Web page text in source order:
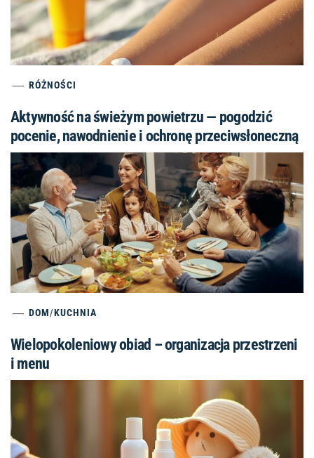
RÓŻNOŚCI
Aktywność na świeżym powietrzu — pogodzić
pocenie, nawodnienie i ochronę przeciwsłoneczną
DOM/KUCHNIA
Wielopokoleniowy obiad – organizacja przestrzeni
i menu